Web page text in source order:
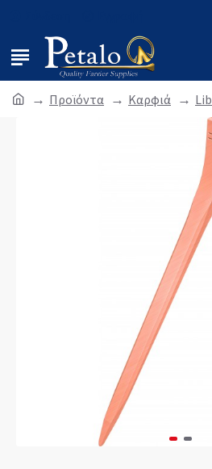
Προϊόντα Καρφιά